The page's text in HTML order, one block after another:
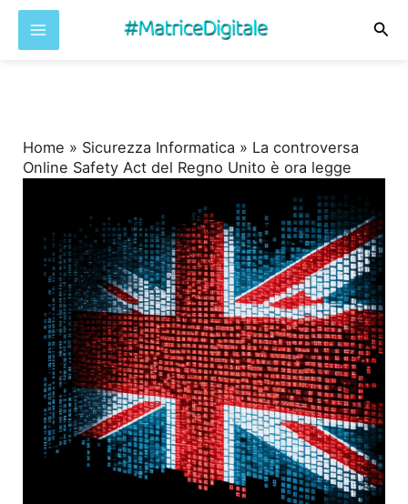
Home » Sicurezza Informatica » La controversa
Online Safety Act del Regno Unito è ora legge